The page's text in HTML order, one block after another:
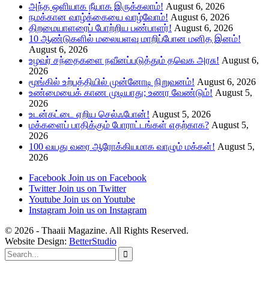
அந்த ஒளியாக நீயாக இருக்கலாம்! August 6, 2026
நமக்கான வாழ்க்கையை வாழ்வோம்! August 6, 2026
திறமையாளரைப் போற்றிய பண்பாளர்! August 6, 2026
10 ஆண்டுகளில் மலையளவு மாறிப்போன மனித இனம்!
August 6, 2026
உழவர் சந்தைகளை நவீனப்படுத்தும் தவெக அரசு! August 6,
2026
மூங்கில் உற்பத்தியில் முன்னோடி நிறுவனம்! August 6, 2026
உண்மையைக் காண முடியாது; உணர வேண்டும்! August 5,
2026
உடன்கட்டை ஏறிய செல்ஃபோன்! August 5, 2026
மக்களைப் பாதிக்கும் போராட்டங்கள் எதற்காக? August 5,
2026
100 வயது வரை ஆரோக்கியமாக வாழும் மக்கள்! August 5,
2026
Facebook Join us on Facebook
Twitter Join us on Twitter
Youtube Join us on Youtube
Instagram Join us on Instagram
© 2026 - Thaaii Magazine. All Rights Reserved.
Website Design: BetterStudio